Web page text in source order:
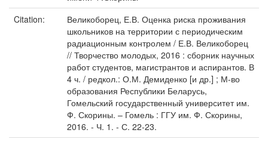
Citation:
Великоборец, Е.В. Оценка риска проживания
школьников на территории с периодическим
радиационным контролем / Е.В. Великоборец
// Творчество молодых, 2016 : сборник научных
работ студентов, магистрантов и аспирантов. В
4 ч. / редкол.: О.М. Демиденко [и др.] ; М-во
образования Республики Беларусь,
Гомельский государственный университет им.
Ф. Скорины. – Гомель : ГГУ им. Ф. Скорины,
2016. - Ч. 1. - С. 22-23.